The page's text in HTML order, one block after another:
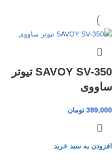
SAVOY SV-350 تیوتر
ساووی
399,000 تومان
افزودن به سبد خرید